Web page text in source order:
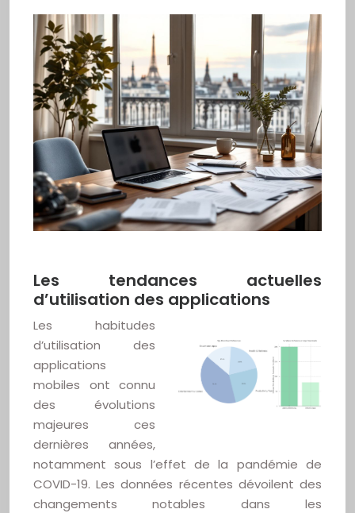
Les tendances actuelles
d’utilisation des applications
Les habitudes
d’utilisation des
applications
mobiles ont connu
des évolutions
majeures ces
dernières années,
notamment sous l’effet de la pandémie de
COVID-19. Les données récentes dévoilent des
changements notables dans les